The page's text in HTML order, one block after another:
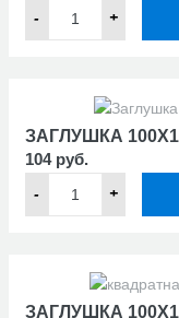
- +
ЗАГЛУШКА
104 руб.
- +
ЗАГЛУШКА